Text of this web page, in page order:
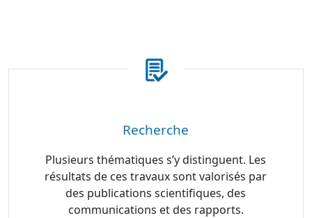
Recherche
Plusieurs thématiques s’y distinguent. Les
résultats de ces travaux sont valorisés par
des publications scientifiques, des
communications et des rapports.